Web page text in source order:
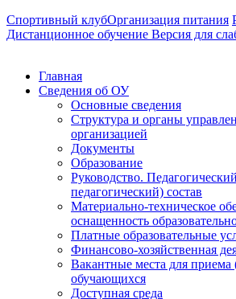
Спортивный клубОрганизация питания
Дистанционное обучение Версия для
Главная
Сведения об ОУ
Основные сведения
Структура и органы
организацией
Документы
Образование
Руководство.
педагогический) состав
Материально-техническое
оснащенность
Платные образовательные
Финансово-хозяйственная
Вакантные места для приема
обучающихся
Доступная среда